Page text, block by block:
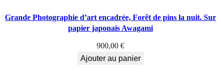
e
Grande Photographie d’art encadrée, Forêt de pins la nuit. Sur
papier japonais Awagami
900,00 €
Ajouter au panier